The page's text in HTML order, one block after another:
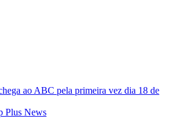
ao ABC pela primeira vez dia 18 de
Plus News